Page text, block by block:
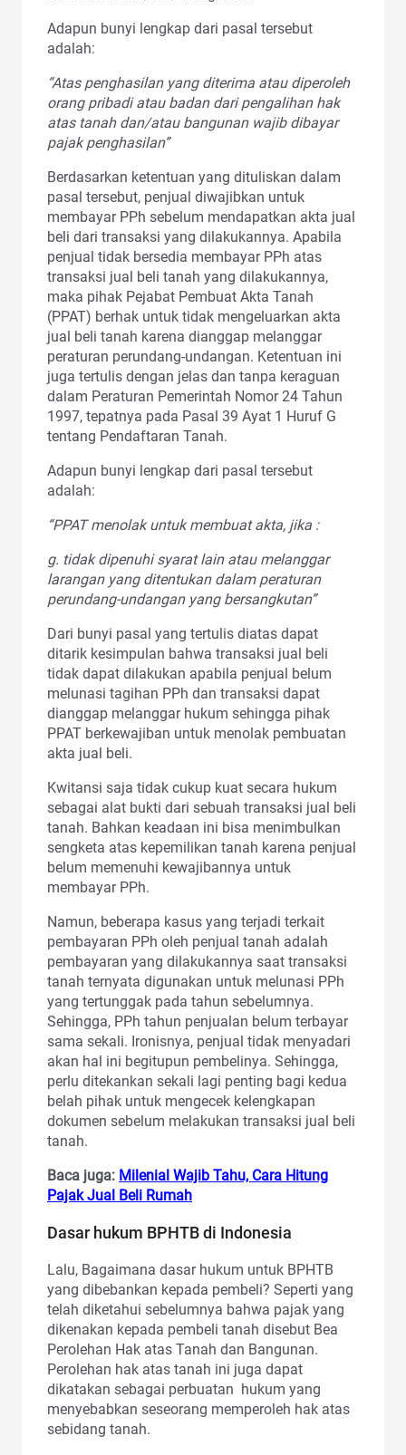
Adapun bunyi lengkap dari pasal tersebut
adalah:
“Atas penghasilan yang diterima atau diperoleh
orang pribadi atau badan dari pengalihan hak
atas tanah dan/atau bangunan wajib dibayar
pajak penghasilan”
Berdasarkan ketentuan yang dituliskan dalam
pasal tersebut, penjual diwajibkan untuk
membayar PPh sebelum mendapatkan akta jual
beli dari transaksi yang dilakukannya. Apabila
penjual tidak bersedia membayar PPh atas
transaksi jual beli tanah yang dilakukannya,
maka pihak Pejabat Pembuat Akta Tanah
(PPAT) berhak untuk tidak mengeluarkan akta
jual beli tanah karena dianggap melanggar
peraturan perundang-undangan. Ketentuan ini
juga tertulis dengan jelas dan tanpa keraguan
dalam Peraturan Pemerintah Nomor 24 Tahun
1997, tepatnya pada Pasal 39 Ayat 1 Huruf G
tentang Pendaftaran Tanah.
Adapun bunyi lengkap dari pasal tersebut
adalah:
“PPAT menolak untuk membuat akta, jika :
g. tidak dipenuhi syarat lain atau melanggar
larangan yang ditentukan dalam peraturan
perundang-undangan yang bersangkutan”
Dari bunyi pasal yang tertulis diatas dapat
ditarik kesimpulan bahwa transaksi jual beli
tidak dapat dilakukan apabila penjual belum
melunasi tagihan PPh dan transaksi dapat
dianggap melanggar hukum sehingga pihak
PPAT berkewajiban untuk menolak pembuatan
akta jual beli.
Kwitansi saja tidak cukup kuat secara hukum
sebagai alat bukti dari sebuah transaksi jual beli
tanah. Bahkan keadaan ini bisa menimbulkan
sengketa atas kepemilikan tanah karena penjual
belum memenuhi kewajibannya untuk
membayar PPh.
Namun, beberapa kasus yang terjadi terkait
pembayaran PPh oleh penjual tanah adalah
pembayaran yang dilakukannya saat transaksi
tanah ternyata digunakan untuk melunasi PPh
yang tertunggak pada tahun sebelumnya.
Sehingga, PPh tahun penjualan belum terbayar
sama sekali. Ironisnya, penjual tidak menyadari
akan hal ini begitupun pembelinya. Sehingga,
perlu ditekankan sekali lagi penting bagi kedua
belah pihak untuk mengecek kelengkapan
dokumen sebelum melakukan transaksi jual beli
tanah.
Baca juga: Milenial Wajib Tahu, Cara Hitung
Pajak Jual Beli Rumah
Dasar hukum BPHTB di Indonesia
Lalu, Bagaimana dasar hukum untuk BPHTB
yang dibebankan kepada pembeli? Seperti yang
telah diketahui sebelumnya bahwa pajak yang
dikenakan kepada pembeli tanah disebut Bea
Perolehan Hak atas Tanah dan Bangunan.
Perolehan hak atas tanah ini juga dapat
dikatakan sebagai perbuatan hukum yang
menyebabkan seseorang memperoleh hak atas
sebidang tanah.